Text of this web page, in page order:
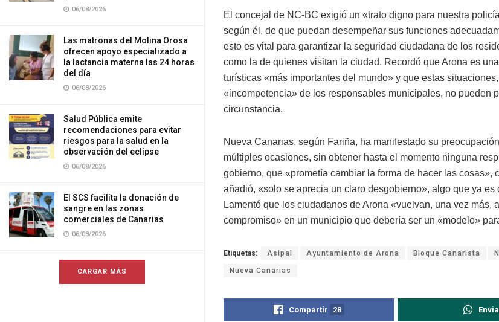
06/08/2026
Las matronas del Molina Orosa
ofrecen apoyo especializado a
la lactancia materna las 24 horas
del día
06/08/2026
Salud Pública emite
recomendaciones para evitar
riesgos para la salud en la
observación del eclipse
06/08/2026
El SCS facilita la donación de
sangre en las zonas
comerciales de Canarias
06/08/2026
CARGAR MÁS
El concejal de NC-BC exigió un «trato digno para nuestra
según él, de que puedan desempeñar sus funciones
esto es vital para garantizar la seguridad ciudadana de los
como la de quienes visitan la ciudad. Recordó que Arona es
turísticas «más importantes del mundo» y que estas
«incompetencia» de los responsables municipales, no pueden
circunstancia.
Nueva Canarias, según Fariña, ha manifestado su
múltiples ocasiones, sin obtener hasta el momento ninguna
gobierno, que «prometía cambiar la forma de hacer las cosas»,
añadió, «solo se aprecia un claro desgobierno», algo que ya es
Lamentó que los ciudadanos de Arona «vuelvan, una vez más,
compromiso» en un municipio que debería ser un «modelo»
Etiquetas: Asipal Ayuntamiento de Arona Bloque Canarista
Nueva Canarias
Compartir 28